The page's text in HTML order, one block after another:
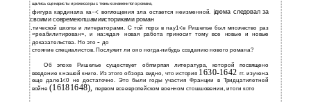
щались сценаристы и режиссеры с тканью знаменитого романа,
фигура кардинала ка~< воплощения зла остается неизменной. iдюма следовал за
своими совремеюпшамиисториками роман­
.тической школы и литераторами. С той поры в нау1<е Ришелье был множество раз
«реабилитирован», и на:ждая· новая работа приносит тому все новые и новые
доказательства. Но это - до­
стояние специалистов. Послужит ли оно ногда-нибудь созданию нового романа?
Об эпохе Ришелье существует обmирпая литература, которой посвящено
введение к нашей книге. Из этого обзора видно, что история 1630-1642 гг. изучена
еще дале1<0 не достаточно. Это были годы участия Франции в Тридцатилетней
войне(16181648), первом всеевропейском военном стошшовении, итоги кото­